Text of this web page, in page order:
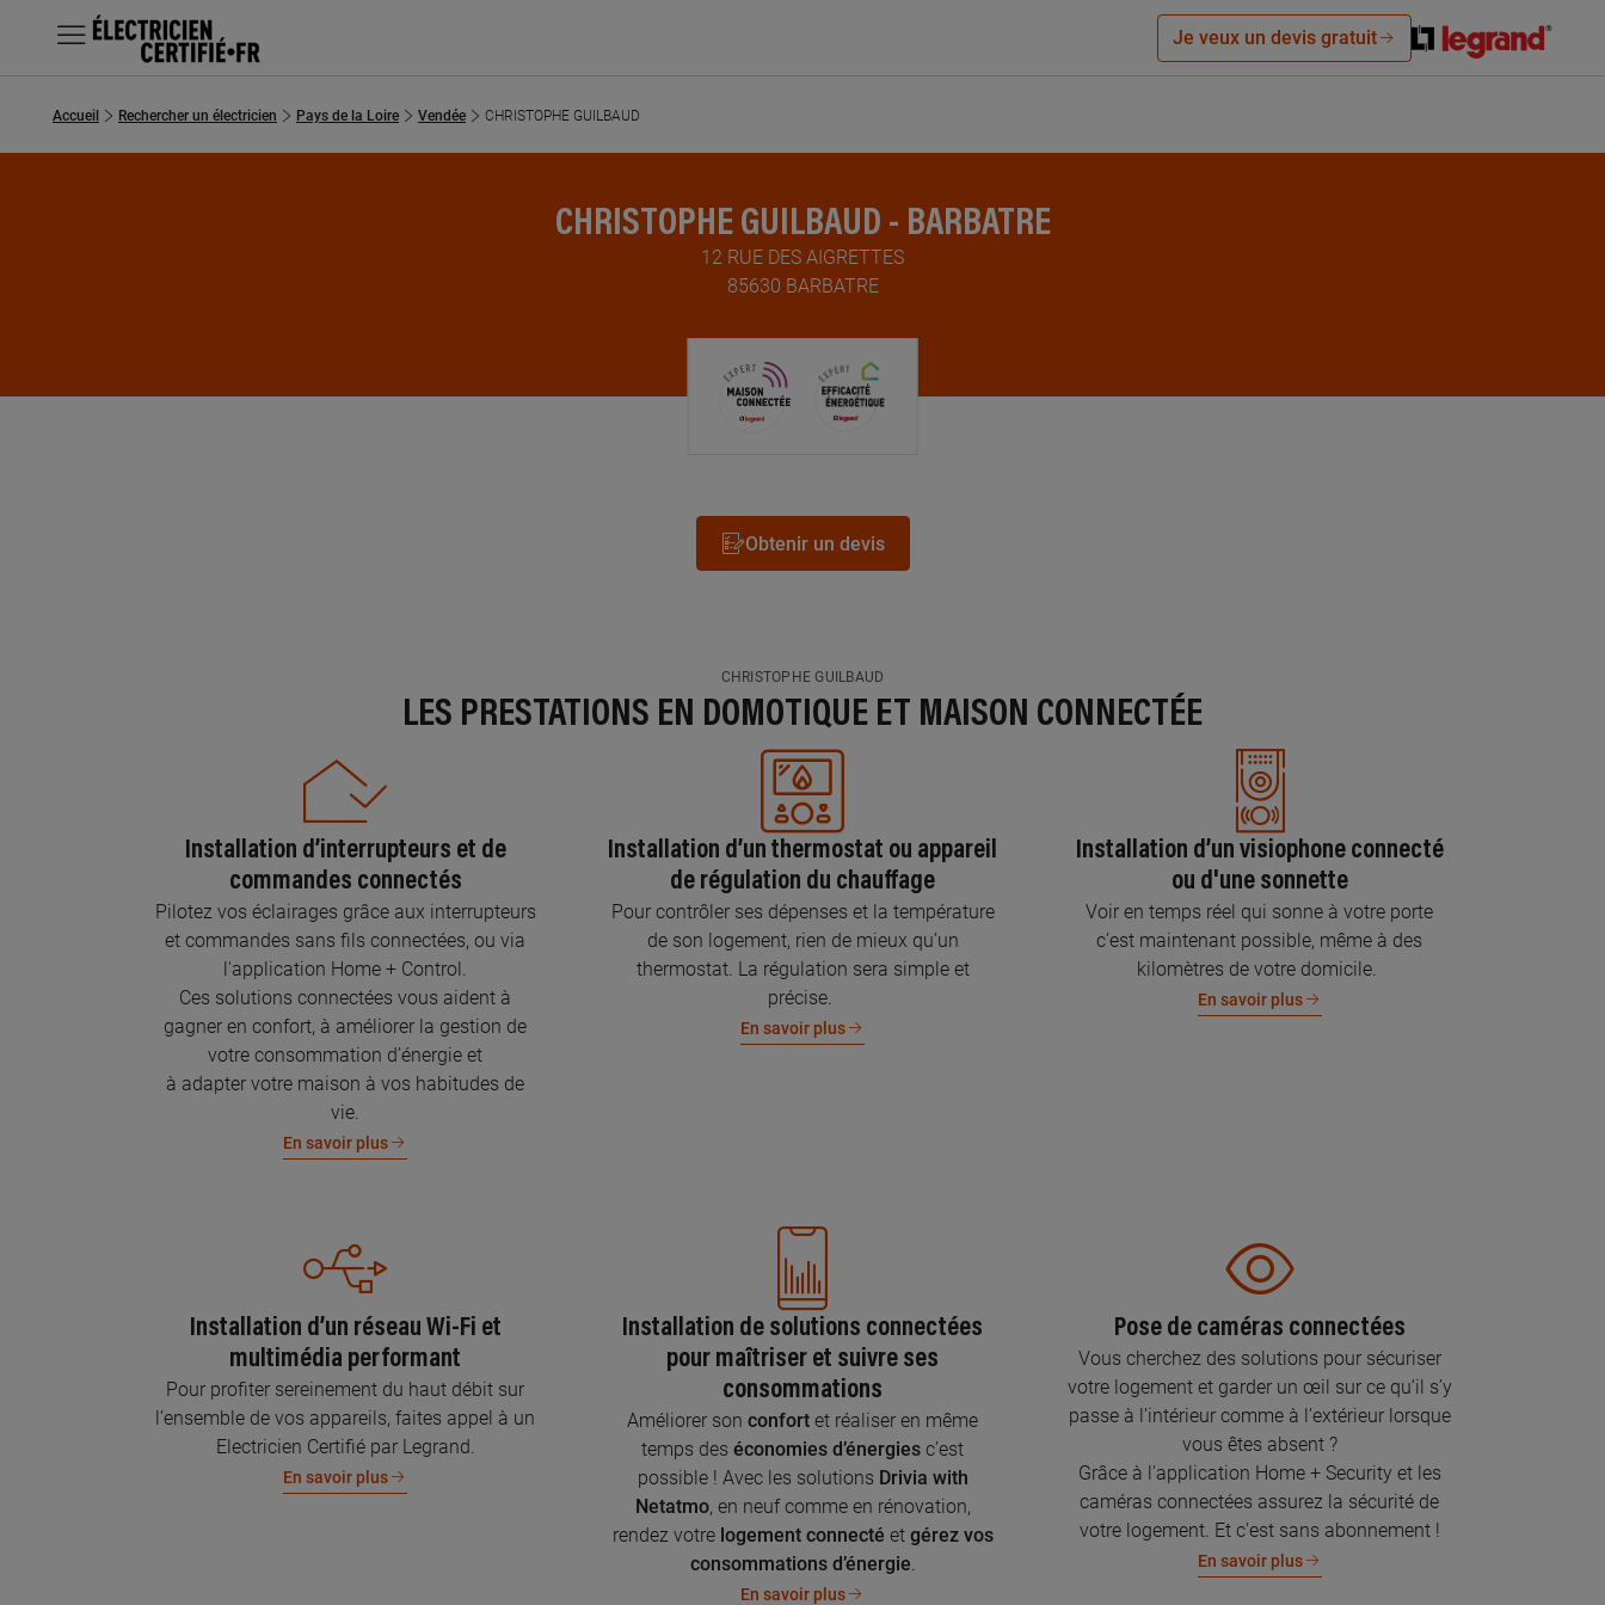
MENU
Chercher un électricien
Je veux un devis gratuit
Accueil Rechercher un électricien Pays de la Loire Vendée CHRISTOPHE GUILBAUD
CHRISTOPHE GUILBAUD - BARBATRE
12 RUE DES AIGRETTES
85630 BARBATRE
Obtenir un devis
CHRISTOPHE GUILBAUD
LES PRESTATIONS EN DOMOTIQUE ET MAISON CONNECTÉE
Installation d’interrupteurs et de
commandes connectés
Pilotez vos éclairages grâce aux interrupteurs
et commandes sans fils connectées, ou via
l'application Home + Control.
Ces solutions connectées vous aident à
gagner en confort, à améliorer la gestion de
votre consommation d’énergie et
à adapter votre maison à vos habitudes de
vie.
En savoir plus
Installation d’un thermostat ou appareil
de régulation du chauffage
Pour contrôler ses dépenses et la température
de son logement, rien de mieux qu’un
thermostat. La régulation sera simple et
précise.
En savoir plus
Installation d’un visiophone connecté
ou d'une sonnette
Voir en temps réel qui sonne à votre porte
c’est maintenant possible, même à des
kilomètres de votre domicile.
En savoir plus
Installation d’un réseau Wi-Fi et
multimédia performant
Pour profiter sereinement du haut débit sur
l’ensemble de vos appareils, faites appel à un
Electricien Certifié par Legrand.
En savoir plus
Installation de solutions connectées
pour maîtriser et suivre ses
consommations
Améliorer son confort et réaliser en même
temps des économies d’énergies c’est
possible ! Avec les solutions Drivia with
Netatmo, en neuf comme en rénovation,
rendez votre logement connecté et gérez vos
consommations d’énergie.
En savoir plus
Pose de caméras connectées
Vous cherchez des solutions pour sécuriser
votre logement et garder un œil sur ce qu’il s’y
passe à l’intérieur comme à l’extérieur lorsque
vous êtes absent ?
Grâce à l'application Home + Security et les
caméras connectées assurez la sécurité de
votre logement. Et c'est sans abonnement !
En savoir plus